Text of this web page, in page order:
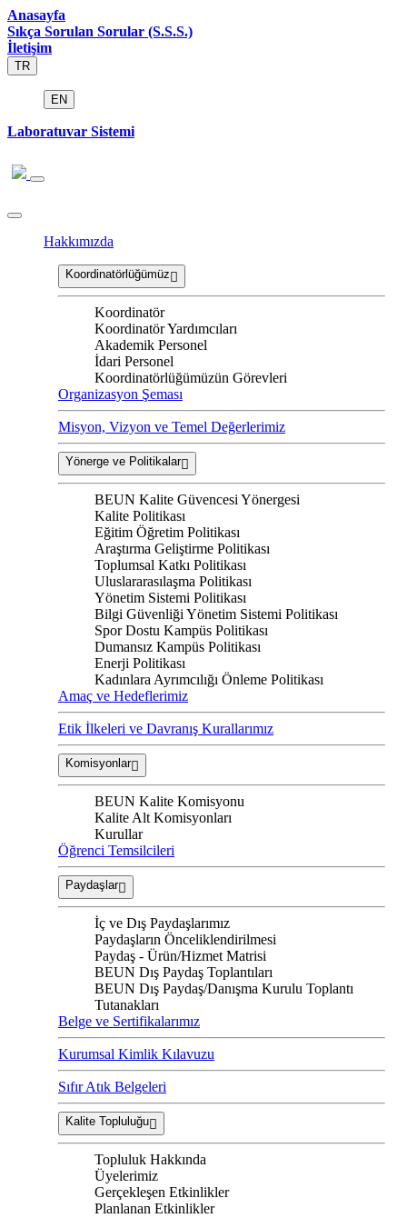
Anasayfa
Sıkça Sorulan Sorular (S.S.S.)
İletişim
TR
EN
Laboratuvar Sistemi
Hakkımızda
Koordinatörlüğümüz
Koordinatör
Koordinatör Yardımcıları
Akademik Personel
İdari Personel
Koordinatörlüğümüzün Görevleri
Organizasyon Şeması
Misyon, Vizyon ve Temel Değerlerimiz
Yönerge ve Politikalar
BEUN Kalite Güvencesi Yönergesi
Kalite Politikası
Eğitim Öğretim Politikası
Araştırma Geliştirme Politikası
Toplumsal Katkı Politikası
Uluslararasılaşma Politikası
Yönetim Sistemi Politikası
Bilgi Güvenliği Yönetim Sistemi Politikası
Spor Dostu Kampüs Politikası
Dumansız Kampüs Politikası
Enerji Politikası
Kadınlara Ayrımcılığı Önleme Politikası
Amaç ve Hedeflerimiz
Etik İlkeleri ve Davranış Kurallarımız
Komisyonlar
BEUN Kalite Komisyonu
Kalite Alt Komisyonları
Kurullar
Öğrenci Temsilcileri
Paydaşlar
İç ve Dış Paydaşlarımız
Paydaşların Önceliklendirilmesi
Paydaş - Ürün/Hizmet Matrisi
BEUN Dış Paydaş Toplantıları
BEUN Dış Paydaş/Danışma Kurulu Toplantı
Tutanakları
Belge ve Sertifikalarımız
Kurumsal Kimlik Kılavuzu
Sıfır Atık Belgeleri
Kalite Topluluğu
Topluluk Hakkında
Üyelerimiz
Gerçekleşen Etkinlikler
Planlanan Etkinlikler